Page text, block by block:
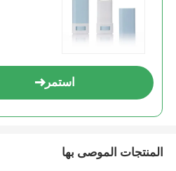
استمر
المنتجات الموصى بها